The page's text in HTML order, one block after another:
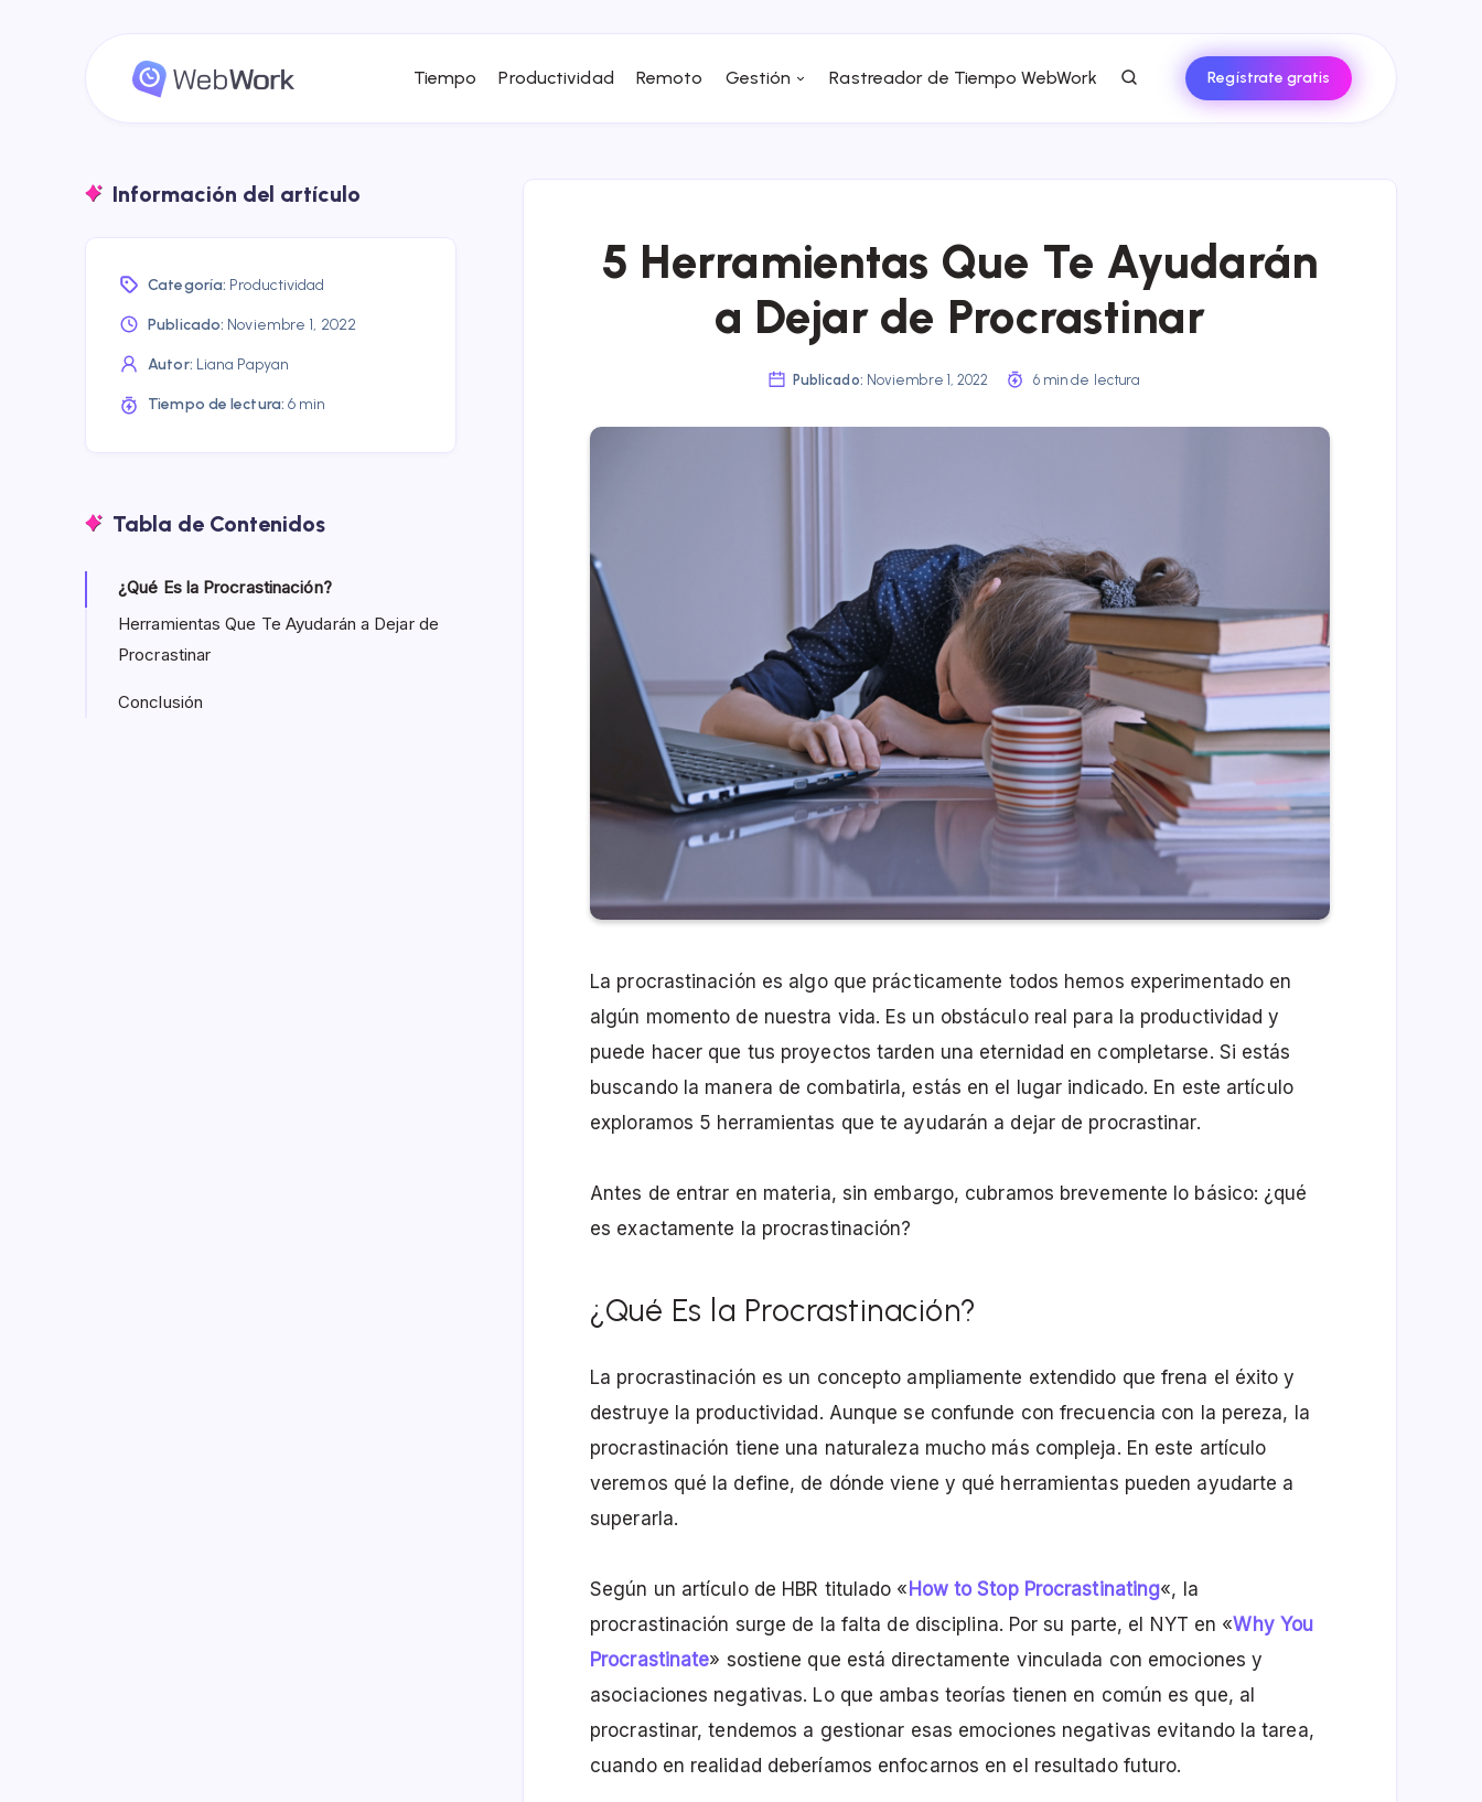
Tiempo Productividad Remoto Gestión Rastreador de Tiempo WebWork Regístrate gratis
5 Herramientas Que Te Ayudarán
a Dejar de Procrastinar
Publicado: Noviembre 1, 2022 6 min de lectura
La procrastinación es algo que prácticamente todos hemos experimentado en
algún momento de nuestra vida. Es un obstáculo real para la productividad y
puede hacer que tus proyectos tarden una eternidad en completarse. Si estás
buscando la manera de combatirla, estás en el lugar indicado. En este artículo
exploramos 5 herramientas que te ayudarán a dejar de procrastinar.
Antes de entrar en materia, sin embargo, cubramos brevemente lo básico: ¿qué
es exactamente la procrastinación?
¿Qué Es la Procrastinación?
La procrastinación es un concepto ampliamente extendido que frena el éxito y
destruye la productividad. Aunque se confunde con frecuencia con la pereza, la
procrastinación tiene una naturaleza mucho más compleja. En este artículo
veremos qué la define, de dónde viene y qué herramientas pueden ayudarte a
superarla.
Según un artículo de HBR titulado « How to Stop Procrastinating«, la
procrastinación surge de la falta de disciplina. Por su parte, el NYT en «Why You
Procrastinate» sostiene que está directamente vinculada con emociones y
asociaciones negativas. Lo que ambas teorías tienen en común es que, al
procrastinar, tendemos a gestionar esas emociones negativas evitando la tarea,
cuando en realidad deberíamos enfocarnos en el resultado futuro.
Información del artículo
Categoría: Productividad
Publicado: Noviembre 1, 2022
Autor: Liana Papyan
Tiempo de lectura: 6 min
Tabla de Contenidos
¿Qué Es la Procrastinación?
Herramientas Que Te Ayudarán a Dejar de
Procrastinar
Conclusión